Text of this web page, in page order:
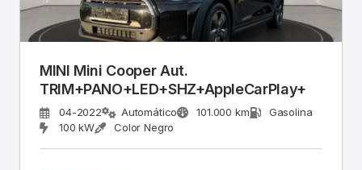
MINI Mini Cooper Aut.
TRIM+PANO+LED+SHZ+AppleCarPlay+
04-2022 Automático 101.000 km
Gasolina
100 kW
Color Negro